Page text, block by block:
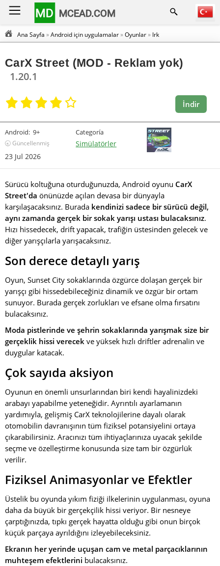
MD MCEAD.COM
Ana Sayfa »Android için uygulamalar»Oyunlar» Irk
CarX Street (MOD - Reklam yok)
1.20.1
İndir
Android: 9+
🕣 Güncellenmiş
23 Jul 2026
Categoría
Simülatörler
Sürücü koltuğuna oturduğunuzda, Android oyunu CarX
Street'da önünüzde açılan devasa bir dünyayla
karşılaşacaksınız. Burada kendinizi sadece bir sürücü değil,
aynı zamanda gerçek bir sokak yarışı ustası bulacaksınız.
Hızı hissedecek, drift yapacak, trafiğin üstesinden gelecek ve
diğer yarışçılarla yarışacaksınız.
Son derece detaylı yarış
Oyun, Sunset City sokaklarında özgürce dolaşan gerçek bir
yarışçı gibi hissedebileceğiniz dinamik ve özgür bir ortam
sunuyor. Burada gerçek zorlukları ve efsane olma fırsatını
bulacaksınız.
Moda pistlerinde ve şehrin sokaklarında yarışmak size bir
gerçeklik hissi verecek ve yüksek hızlı driftler adrenalin ve
duygular katacak.
Çok sayıda aksiyon
Oyunun en önemli unsurlarından biri kendi hayalinizdeki
arabayı yapabilme yeteneğidir. Ayrıntılı ayarlamanın
yardımıyla, gelişmiş CarX teknolojilerine dayalı olarak
otomobilin davranışının tüm fiziksel potansiyelini ortaya
çıkarabilirsiniz. Aracınızı tüm ihtiyaçlarınıza uyacak şekilde
seçme ve özelleştirme konusunda size tam bir özgürlük
verilir.
Fiziksel Animasyonlar ve Efektler
Üstelik bu oyunda yıkım fiziği ilkelerinin uygulanması, oyuna
daha da büyük bir gerçekçilik hissi veriyor. Bir nesneye
çarptığınızda, tıpkı gerçek hayatta olduğu gibi onun birçok
küçük parçaya ayrıldığını izleyebileceksiniz.
Ekranın her yerinde uçuşan cam ve metal parçacıklarının
muhteşem efektlerini bulacaksınız.